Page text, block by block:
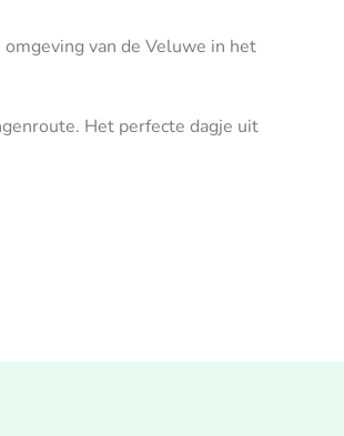
van de Veluwe in het
Het perfecte dagje uit